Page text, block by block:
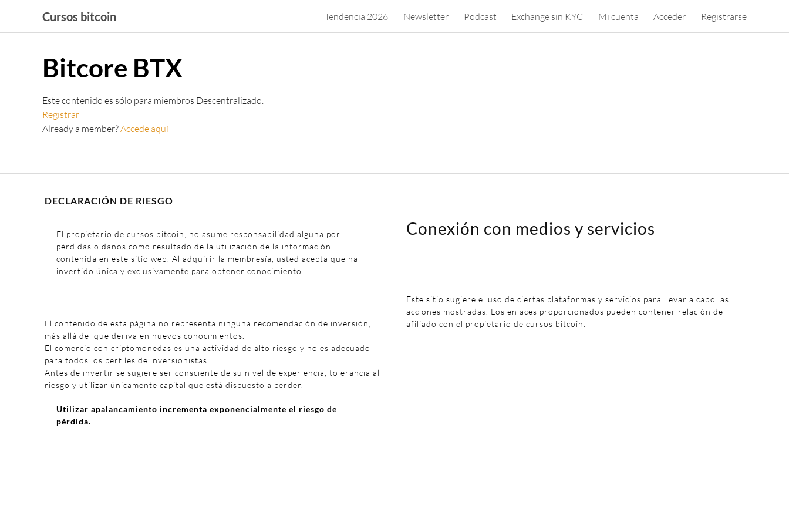
contenido
Cursos bitcoin Tendencia 2026 Newsletter Podcast Exchange sin KYC Mi cuenta Acceder Registrarse
Bitcore BTX
Este contenido es sólo para miembros Descentralizado.
Registrar
Already a member?Accede aquí
DECLARACIÓN DE RIESGO
El propietario de cursos bitcoin, no asume responsabilidad alguna por
pérdidas o daños como resultado de la utilización de la información
contenida en este sitio web. Al adquirir la membresía, usted acepta que ha
invertido única y exclusivamente para obtener conocimiento.
El contenido de esta página no representa ninguna recomendación de inversión,
más allá del que deriva en nuevos conocimientos.
El comercio con criptomonedas es una actividad de alto riesgo y no es adecuado
para todos los perfiles de inversionistas.
Antes de invertir se sugiere ser consciente de su nivel de experiencia, tolerancia al
riesgo y utilizar únicamente capital que está dispuesto a perder.
Utilizar apalancamiento incrementa exponencialmente el riesgo de
pérdida.
Conexión con medios y servicios
Este sitio sugiere el uso de ciertas plataformas y servicios para llevar a cabo las
acciones mostradas. Los enlaces proporcionados pueden contener relación de
afiliado con el propietario de cursos bitcoin.